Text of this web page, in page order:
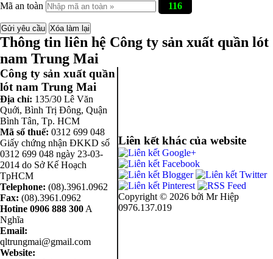
Mã an toàn 116
Thông tin liên hệ Công ty sản xuất quần lót
nam Trung Mai
Công ty sản xuất quần
lót nam Trung Mai
Địa chỉ: 135/30 Lê Văn
Quới, Bình Trị Đông, Quận
Bình Tân, Tp. HCM
Mã số thuế: 0312 699 048
Giấy chứng nhận ĐKKD số
0312 699 048 ngày 23-03-
2014 do Sở Kế Hoạch
TpHCM
Telephone: (08).3961.0962
Fax: (08).3961.0962
Hotine 0906 888 300 A
Nghĩa
Email:
qltrungmai@gmail.com
Website:
Liên kết khác của website
Copyright © 2026 bởi Mr Hiệp
0976.137.019